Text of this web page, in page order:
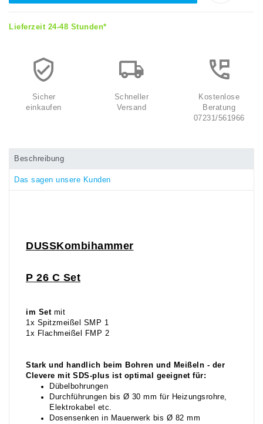
Lieferzeit 24-48 Stunden*
Sicher
einkaufen
Schneller
Versand
Kostenlose
Beratung
07231/561966
Beschreibung
Das sagen unsere Kunden
DUSSKombihammer
P 26 C Set
im Set mit
1x Spitzmeißel SMP 1
1x Flachmeißel FMP 2
Stark und handlich beim Bohren und Meißeln - der
Clevere mit SDS-plus ist optimal geeignet für:
Dübelbohrungen
Durchführungen bis Ø 30 mm für Heizungsrohre,
Elektrokabel etc.
Dosensenken in Mauerwerk bis Ø 82 mm